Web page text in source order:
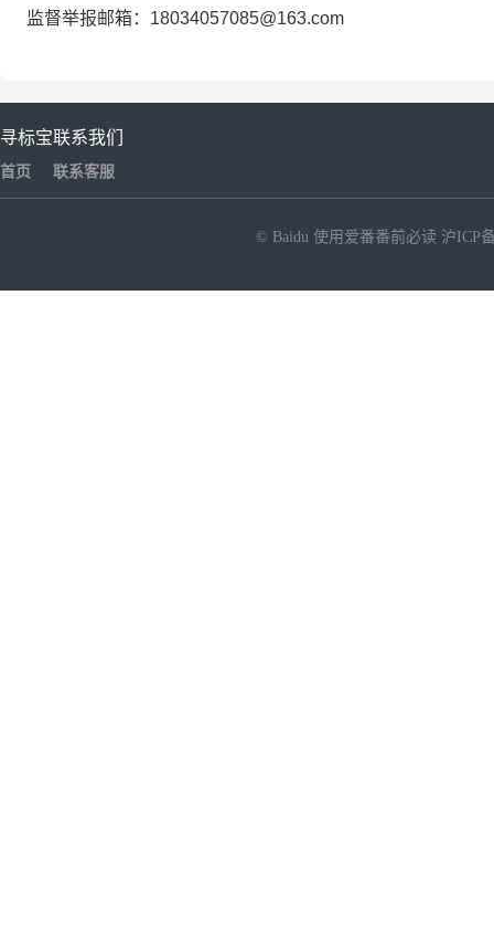
监督举报邮箱： 18034057085@163.com
寻标宝
首页
联系我们
联系客服
© Baidu 使用爱番番前必读 沪ICP